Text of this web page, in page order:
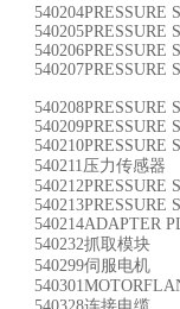
540204PRESSURE
540205PRESSURE
540206PRESSURE
540207PRESSURE
540208PRESSURE
540209PRESSURE
540210PRESSURE
540211压力传感
540212PRESSURE
540213PRESSURE
540214ADAPTER
540232抓取模块
540299伺服电机